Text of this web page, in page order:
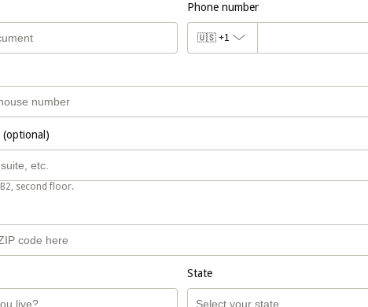
Phone number
🇺🇸 +1
(optional)
second floor.
State